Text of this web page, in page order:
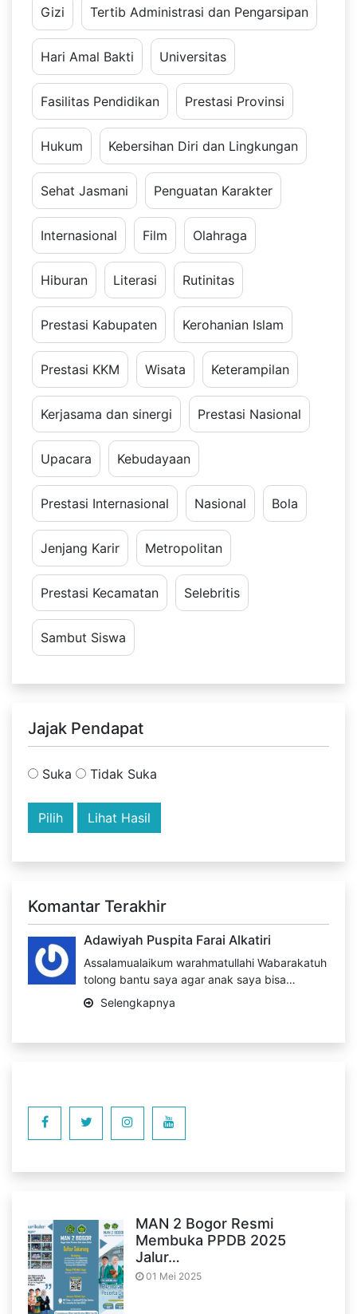
Gizi Tertib Administrasi dan Pengarsipan
Hari Amal Bakti Universitas
Fasilitas Pendidikan Prestasi Provinsi
Hukum Kebersihan Diri dan Lingkungan
Sehat Jasmani Penguatan Karakter
Internasional Film Olahraga
Hiburan Literasi Rutinitas
Prestasi Kabupaten Kerohanian Islam
Prestasi KKM Wisata Keterampilan
Kerjasama dan sinergi Prestasi Nasional
Upacara Kebudayaan
Prestasi Internasional Nasional Bola
Jenjang Karir Metropolitan
Prestasi Kecamatan Selebritis
Sambut Siswa
Jajak Pendapat
Suka Tidak Suka
Lihat Hasil
Komantar Terakhir
Adawiyah Puspita Farai Alkatiri
Assalamualaikum warahmatullahi Wabarakatuh
tolong bantu saya agar anak saya bisa…
Selengkapnya
MAN 2 Bogor Resmi
Membuka PPDB 2025
Jalur…
01 Mei 2025